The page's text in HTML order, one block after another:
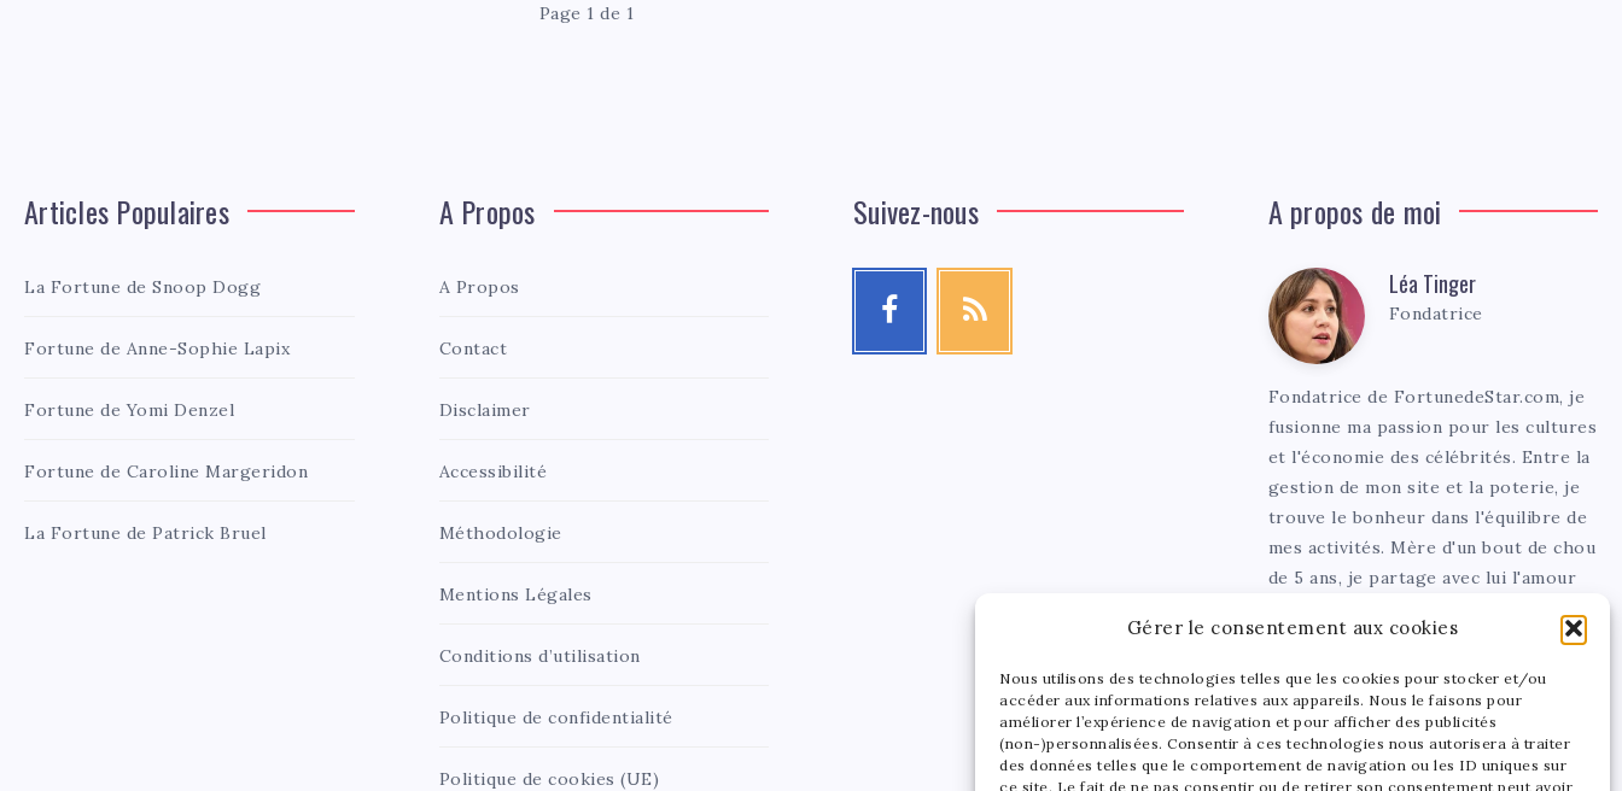
Gérer le consentement aux cookies
Nous utilisons des technologies telles que les cookies pour stocker et/ou
accéder aux informations relatives aux appareils. Nous le faisons pour
améliorer l’expérience de navigation et pour afficher des publicités
(non-)personnalisées. Consentir à ces technologies nous autorisera à traiter
des données telles que le comportement de navigation ou les ID uniques sur
ce site. Le fait de ne pas consentir ou de retirer son consentement peut avoir
Page 1 de 1
Articles Populaires
La Fortune de Snoop Dogg
Fortune de Anne-Sophie Lapix
Fortune de Yomi Denzel
Fortune de Caroline Margeridon
La Fortune de Patrick Bruel
A Propos
A Propos
Contact
Disclaimer
Accessibilité
Méthodologie
Mentions Légales
Conditions d’utilisation
Politique de confidentialité
Politique de cookies (UE)
Suivez-nous A propos de moi
Léa
Tinger
Léa Tinger
Fondatrice
Fondatrice de FortunedeStar.com, je
fusionne ma passion pour les cultures
et l'économie des célébrités. Entre la
gestion de mon site et la poterie, je
trouve le bonheur dans l'équilibre de
mes activités. Mère d'un bout de chou
de 5 ans, je partage avec lui l'amour